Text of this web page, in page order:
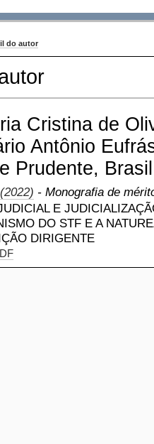
do autor
Cristina de
Antônio
Prudente, Brasil
- Monografia de
E
DO STF E A
DIRIGENTE